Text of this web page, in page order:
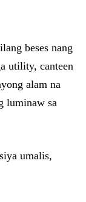
beses nang
utility, canteen
alam na
luminaw sa
umalis,